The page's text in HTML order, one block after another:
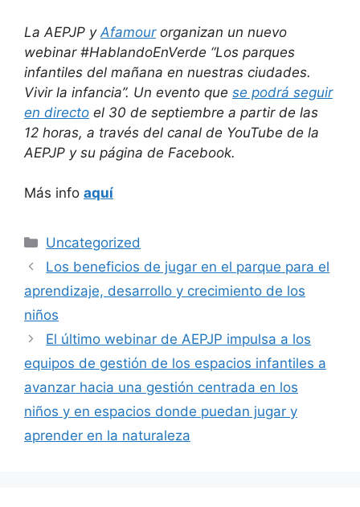
La AEPJP y Afamourorganizan un nuevo
webinar #HablandoEnVerde “Los parques
infantiles del mañana en nuestras ciudades.
Vivir la infancia”. Un evento que se podrá seguir
en directo el 30 de septiembre a partir de las
12 horas, a través del canal de YouTube de la
AEPJP y su página de Facebook.
Más info aquí
Uncategorized
Los beneficios de jugar en el parque para el
aprendizaje, desarrollo y crecimiento de los
niños
El último webinar de AEPJP impulsa a los
equipos de gestión de los espacios infantiles a
avanzar hacia una gestión centrada en los
niños y en espacios donde puedan jugar y
aprender en la naturaleza